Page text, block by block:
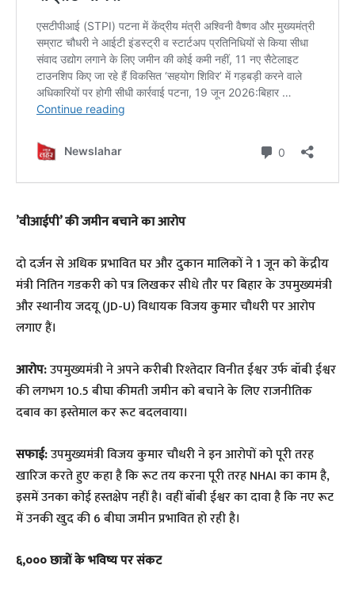
​’वीआईपी’ की जमीन बचाने का आरोप
​दो दर्जन से अधिक प्रभावित घर और दुकान मालिकों ने 1 जून को केंद्रीय
मंत्री नितिन गडकरी को पत्र लिखकर सीधे तौर पर बिहार के उपमुख्यमंत्री
और स्थानीय जदयू (JD-U) विधायक विजय कुमार चौधरी पर आरोप
लगाए हैं।
आरोप:उपमुख्यमंत्री ने अपने करीबी रिश्तेदार विनीत ईश्वर उर्फ बॉबी ईश्वर
की लगभग 10.5 बीघा कीमती जमीन को बचाने के लिए राजनीतिक
दबाव का इस्तेमाल कर रूट बदलवाया।
सफाई:उपमुख्यमंत्री विजय कुमार चौधरी ने इन आरोपों को पूरी तरह
खारिज करते हुए कहा है कि रूट तय करना पूरी तरह NHAI का काम है,
इसमें उनका कोई हस्तक्षेप नहीं है। वहीं बॉबी ईश्वर का दावा है कि नए रूट
में उनकी खुद की 6 बीघा जमीन प्रभावित हो रही है।
६,००० छात्रों के भविष्य पर संकट